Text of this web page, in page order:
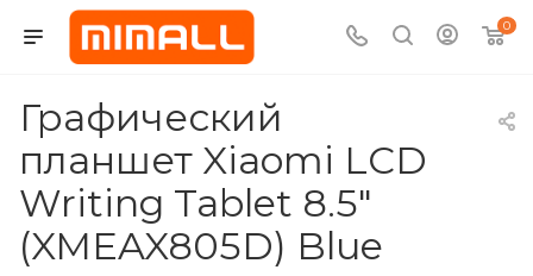
0
Графический
планшет Xiaomi LCD
Writing Tablet 8.5"
(XMEAX805D) Blue